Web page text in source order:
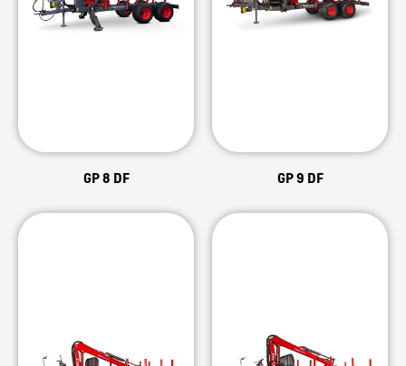
GP 8 DF GP 9 DF